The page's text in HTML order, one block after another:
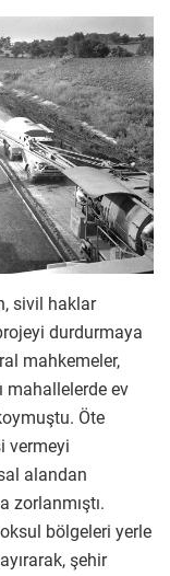
sivil haklar
durdurmaya
mahkemeler,
mahallelerde ev
Öte
vermeyi
alandan
zorlanmıştı.
bölgeleri yerle
şehir